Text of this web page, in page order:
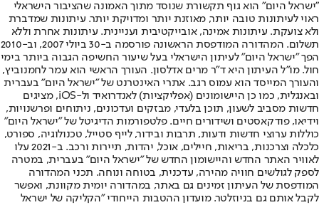
"ישראל היום" הוא גוף תקשורת שנוסד מתוך האמונה שהציבור הישראלי
ראוי לעיתונות טובה יותר, מאוזנת יותר ומדויקת יותר. עיתונות שמדברת
ולא צועקת. עיתונות אמינה, אובייקטיבית ועניינית. עיתונות אחרת וללא
תשלום. המהדורה המודפסת הראשונה פורסמה ב-30 ביולי 2007, וב-2010
הפך "ישראל היום" לעיתון הישראלי בעל שיעור החשיפה הגבוה ביותר בימי
חול. מו"ל העיתון היא ד"ר מרים אדלסון. העורך הראשי הוא עמר לחמנוביץ,
והעורך המייסד הוא עמוס רגב. אתרי האינטרנט של "ישראל היום" בעברית
ובאנגלית, כמו כן היישומונים (אפליקציות) לאנדרואיד ול-iOS, מציגים
חדשות מסביב לשעון, תוכן בלעדי, מבזקים ועדכונים, ניתוחים ופרשנויות,
וידיאו, פודקאסטים ושידורים חיים. פלטפורמות הדיגיטל של "ישראל היום"
כוללות ערוצי חדשות ודעות, תרבות ובידור, לייף סטייל, טכנולוגיה, ספורט,
כלכלה וצרכנות, בריאות, חיילים, אוכל, יהדות, תיירות ורכב. ב-2021 עלו
לאוויר האתר החדש והיישומון החדש של "ישראל היום" בעברית, במטרה
לספק לגולשים חוויה מהירה, עדכנית, בטוחה ונוחה. תכני המהדורה
המודפסת של העיתון זמינים גם באתר, במהדורה יומית מקוונת, ואפשר
לקבל אותם גם בניוזלטר. מועדון ההטבות הייחודי "הקליקה של ישראל